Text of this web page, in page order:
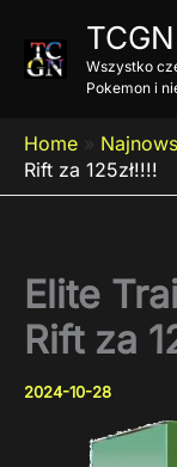
treści
TCGN
Wszystko
Pokemon i
Home »
Rift za 125zł!!!!
Elite
Rift za
2024-10-28